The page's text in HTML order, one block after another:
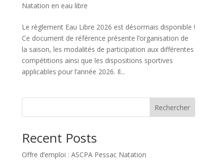
Natation en eau libre
Le règlement Eau Libre 2026 est désormais disponible !
Ce document de référence présente l’organisation de
la saison, les modalités de participation aux différentes
compétitions ainsi que les dispositions sportives
applicables pour l’année 2026. Il...
Rechercher
Recent Posts
Offre d’emploi : ASCPA Pessac Natation